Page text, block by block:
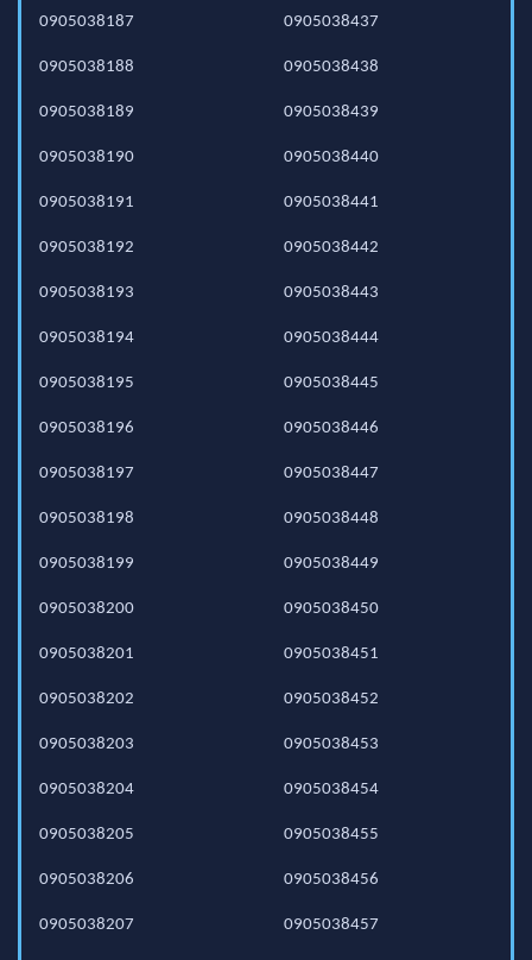
0905038187
0905038188
0905038189
0905038190
0905038191
0905038192
0905038193
0905038194
0905038195
0905038196
0905038197
0905038198
0905038199
0905038200
0905038201
0905038202
0905038203
0905038204
0905038205
0905038206
0905038207
0905038437
0905038438
0905038439
0905038440
0905038441
0905038442
0905038443
0905038444
0905038445
0905038446
0905038447
0905038448
0905038449
0905038450
0905038451
0905038452
0905038453
0905038454
0905038455
0905038456
0905038457